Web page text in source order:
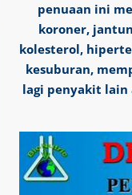
penuaan ini
koroner,
kolesterol,
kesuburan,
lagi penyakit lain